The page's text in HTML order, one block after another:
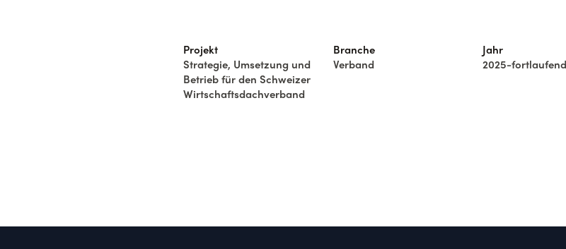
Projekt
Strategie, Umsetzung und
Betrieb für den Schweizer
Wirtschaftsdachverband
Branche
Verband
Jahr
2025-fortlaufend